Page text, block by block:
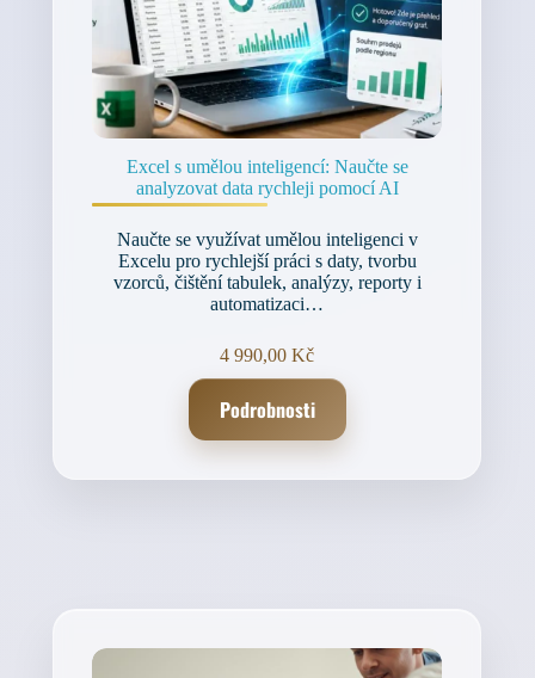
Excel s umělou inteligencí: Naučte se
analyzovat data rychleji pomocí AI
Naučte se využívat umělou inteligenci v
Excelu pro rychlejší práci s daty, tvorbu
vzorců, čištění tabulek, analýzy, reporty i
automatizaci…
4 990,00Kč
Podrobnosti